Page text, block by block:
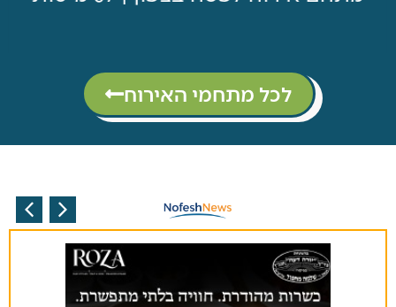
לכל מתחמי האירוח